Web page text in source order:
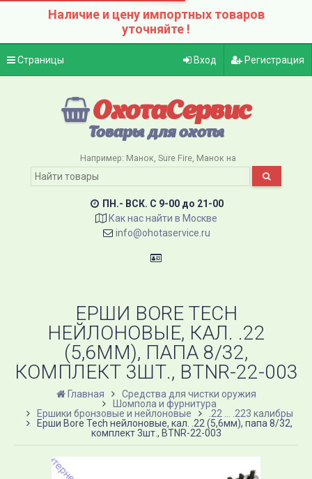
Наличие и цену импортных товаров
уточняйте !
Страницы Вход Регистрация
ОхотаСервис
Товары для охоты
Например: Манок Sure Fire Манок на
ПН.- ВСК. C 9-00 до 21-00
Как нас найти в Москве
info@ohotaservice.ru
ЕРШИ BORE TECH
НЕЙЛОНОВЫЕ, КАЛ. .22
(5,6ММ), ПАПА 8/32,
КОМПЛЕКТ 3ШТ., BTNR-22-003
Главная
Средства для чистки оружия
Шомпола и фурнитура
Ершики бронзовые и нейлоновые
.22 ... .223 калибры
Ерши Bore Tech нейлоновые, кал. .22 (5,6мм), папа 8/32,
комплект 3шт., BTNR-22-003